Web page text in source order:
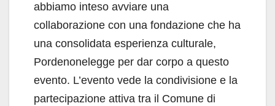
abbiamo inteso avviare una
collaborazione con una fondazione che ha
una consolidata esperienza culturale,
Pordenonelegge per dar corpo a questo
evento. L’evento vede la condivisione e la
partecipazione attiva tra il Comune di